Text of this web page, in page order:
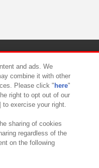
ハラスメント対応方針
and ads. We
combine it with other
Please click " here"
right to opt out of our
to exercise your right.
sharing of cookies
regardless of the
on the following